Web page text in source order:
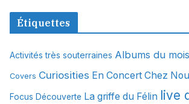
c
v
e
Étiquettes
Activités très souterraines Albums du mois
Covers Curiosities En Concert Chez
Focus Découverte La griffe du Félin live